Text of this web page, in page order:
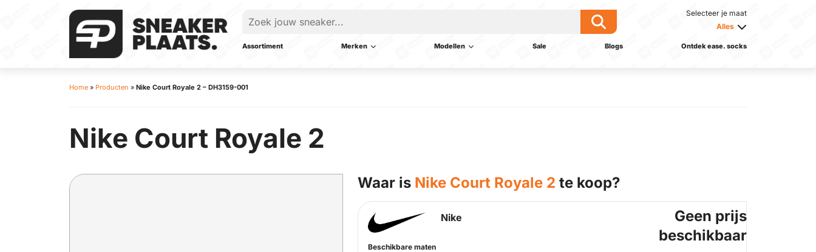
Selecteer je maat
Alles
Assortiment Merken Modellen Sale Blogs Ontdek ease. socks
Home » Producten » Nike Court Royale 2 – DH3159-001
Nike Court Royale 2
Waar is Nike Court Royale 2 te koop?
Nike
Beschikbare maten
Geen prijs
beschikbaar